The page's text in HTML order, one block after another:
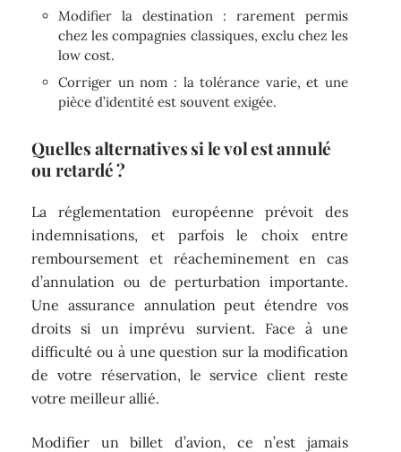
Modifier la destination : rarement permis
chez les compagnies classiques, exclu chez les
low cost.
Corriger un nom : la tolérance varie, et une
pièce d’identité est souvent exigée.
Quelles alternatives si levol est annulé
ou retardé?
La réglementation européenne prévoit des
indemnisations, et parfois le choix entre
remboursement et réacheminement en cas
d’annulation ou de perturbation importante.
Une assurance annulation peut étendre vos
droits si un imprévu survient. Face à une
difficulté ou à une question sur la modification
de votre réservation, le service client reste
votre meilleur allié.
Modifier un billet d’avion, ce n’est jamais